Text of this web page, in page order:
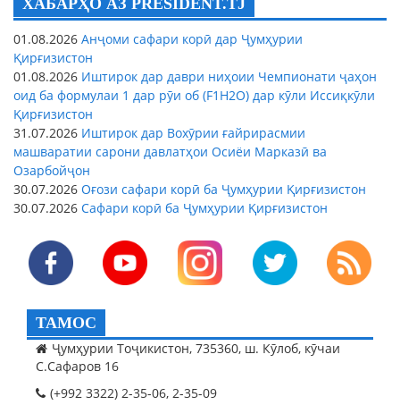
01.08.2026 Анҷоми сафари корӣ дар Ҷумҳурии
Қирғизистон
01.08.2026 Иштирок дар даври ниҳоии Чемпионати ҷаҳон
оид ба формулаи 1 дар рӯи об (F1H2O) дар кӯли Иссиқкӯли
Қирғизистон
31.07.2026 Иштирок дар Вохӯрии ғайрирасмии
машваратии сарони давлатҳои Осиёи Марказӣ ва
Озарбойҷон
30.07.2026 Оғози сафари корӣ ба Ҷумҳурии Қирғизистон
30.07.2026 Сафари корӣ ба Ҷумҳурии Қирғизистон
ТАМОС
Ҷумҳурии Тоҷикистон, 735360, ш. Кӯлоб, кӯчаи
С.Сафаров 16
(+992 3322) 2-35-06, 2-35-09